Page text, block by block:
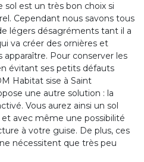
sol est un très bon choix si
Cependant nous savons tous
légers désagréments tant il a
va créer des ornières et
apparaître. Pour conserver les
évitant ses petits défauts
Habitat sise à Saint
une autre solution : la
Vous aurez ainsi un sol
avec même une possibilité
à votre guise. De plus, ces
nécessitent que très peu